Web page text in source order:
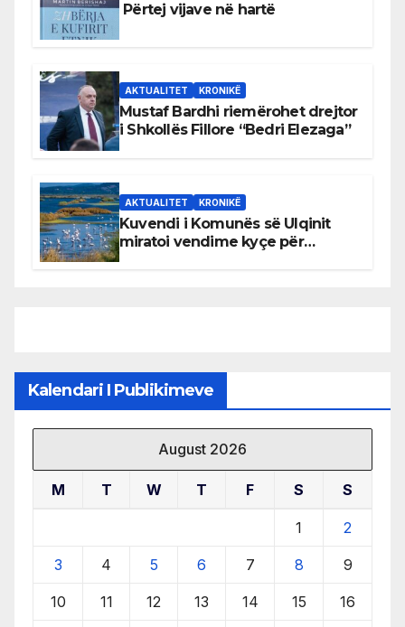
Përtej vijave në hartë
AKTUALITET KRONIKË
Mustaf Bardhi riemërohet drejtor
i Shkollës Fillore “Bedri Elezaga”
AKTUALITET KRONIKË
Kuvendi i Komunës së Ulqinit
miratoi vendime kyçe për
Kalendari I Publikimeve
August 2026
M T W T F S S
1 2
3 4 5 6 7 8 9
10 11 12 13 14 15 16